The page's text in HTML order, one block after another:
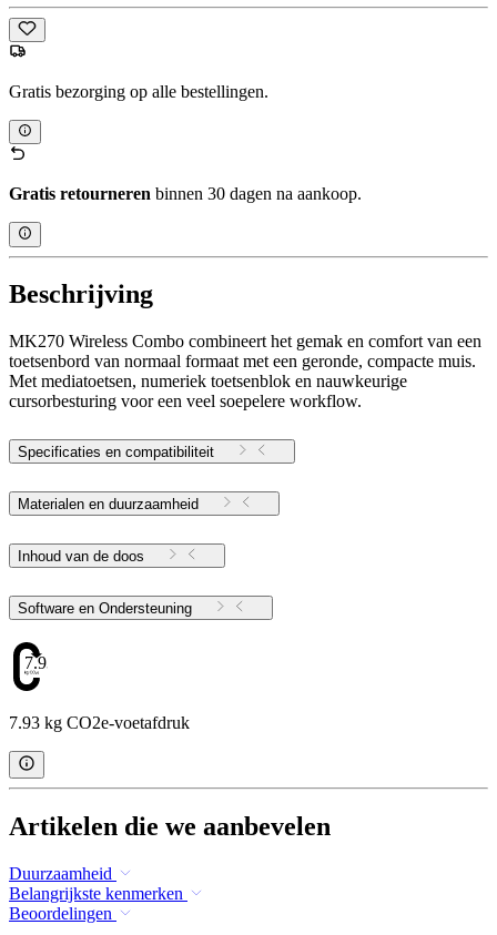
Gratis bezorging op alle bestellingen.
Gratis retourneren binnen 30 dagen na aankoop.
Beschrijving
MK270 Wireless Combo combineert het gemak en comfort van een
toetsenbord van normaal formaat met een geronde, compacte muis.
Met mediatoetsen, numeriek toetsenblok en nauwkeurige
cursorbesturing voor een veel soepelere workflow.
Specificaties en compatibiliteit
Materialen en duurzaamheid
Inhoud van de doos
Software en Ondersteuning
7.93
7.93 kg CO2e-voetafdruk
Artikelen die we aanbevelen
Duurzaamheid
Belangrijkste kenmerken
Beoordelingen